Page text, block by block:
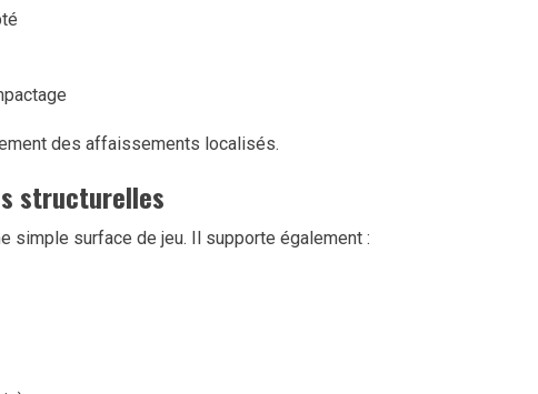
des affaissements localisés.
structurelles
simple surface de jeu. Il supporte également :